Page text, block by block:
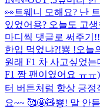
👀 트웨니 모해요? 난
있었어용? 오늘도 고
마디씩 댓글로 써주기
한입 먹었냐?!뿅 !오늘
원래 F1 차 사고싶었
F1 짱 팬이였어요 ㅠㅠ)
터 버튼처럼 항상 긍정
요~~ 🥰🤩🧸뿅! 말 안